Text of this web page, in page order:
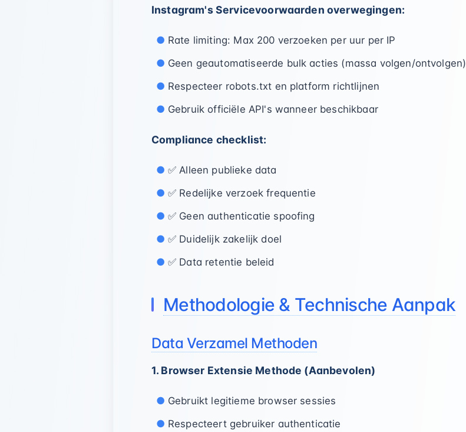
Instagram's Servicevoorwaarden overwegingen:
Rate limiting: Max 200 verzoeken per uur per IP
Geen geautomatiseerde bulk acties (massa volgen/ontvolgen)
Respecteer robots.txt en platform richtlijnen
Gebruik officiële API's wanneer beschikbaar
Compliance checklist:
✅ Alleen publieke data
✅ Redelijke verzoek frequentie
✅ Geen authenticatie spoofing
✅ Duidelijk zakelijk doel
✅ Data retentie beleid
Methodologie & Technische Aanpak
Data Verzamel Methoden
1. Browser Extensie Methode (Aanbevolen)
Gebruikt legitieme browser sessies
Respecteert gebruiker authenticatie